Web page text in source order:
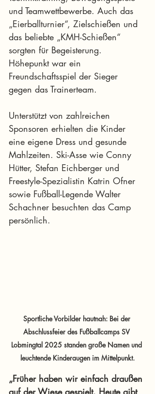
und Teamwettbewerbe. Auch das
„Eierballturnier“, Zielschießen und
das beliebte „KMH-Schießen“
sorgten für Begeisterung.
Höhepunkt war ein
Freundschaftsspiel der Sieger
gegen das Trainerteam.
Unterstützt von zahlreichen
Sponsoren erhielten die Kinder
eine eigene Dress und gesunde
Mahlzeiten. Ski-Asse wie Conny
Hütter, Stefan Eichberger und
Freestyle-Spezialistin Katrin Ofner
sowie Fußball-Legende Walter
Schachner besuchten das Camp
persönlich.
Sportliche Vorbilder hautnah: Bei der
Abschlussfeier des Fußballcamps SV
Lobmingtal 2025 standen große Namen und
leuchtende Kinderaugen im Mittelpunkt.
„Früher haben wir einfach draußen
auf der Wiese gespielt. Heute gibt